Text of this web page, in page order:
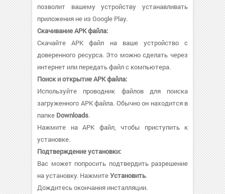
позволит вашему устройству устанавливать
приложения не из Google Play.
Скачивание APK файла:
Скачайте APK файл на ваше устройство с
доверенного ресурса. Это можно сделать через
интернет или передать файл с компьютера.
Поиск и открытие APK файла:
Используйте проводник файлов для поиска
загруженного APK файла. Обычно он находится в
папке Downloads.
Нажмите на APK файл, чтобы приступить к
установке.
Подтверждение установки:
Вас может попросить подтвердить разрешение
на установку. НажмитеУстановить.
Дождитесь окончания инсталляции.